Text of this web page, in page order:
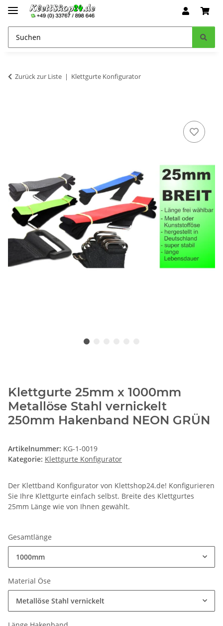
Zurück zur Liste Klettgurte Konfigurator
Klettgurte 25mm x 1000mm
Metallöse Stahl vernickelt
250mm Hakenband NEON GRÜN
Artikelnummer: KG-1-0019
Kategorie: Klettgurte Konfigurator
Der Klettband Konfigurator von Klettshop24.de! Konfigurieren
Sie Ihre Klettgurte einfach selbst. Breite des Klettgurtes
25mm Länge wie von Ihnen gewählt.
Gesamtlänge
1000mm
Material Öse
Metallöse Stahl vernickelt